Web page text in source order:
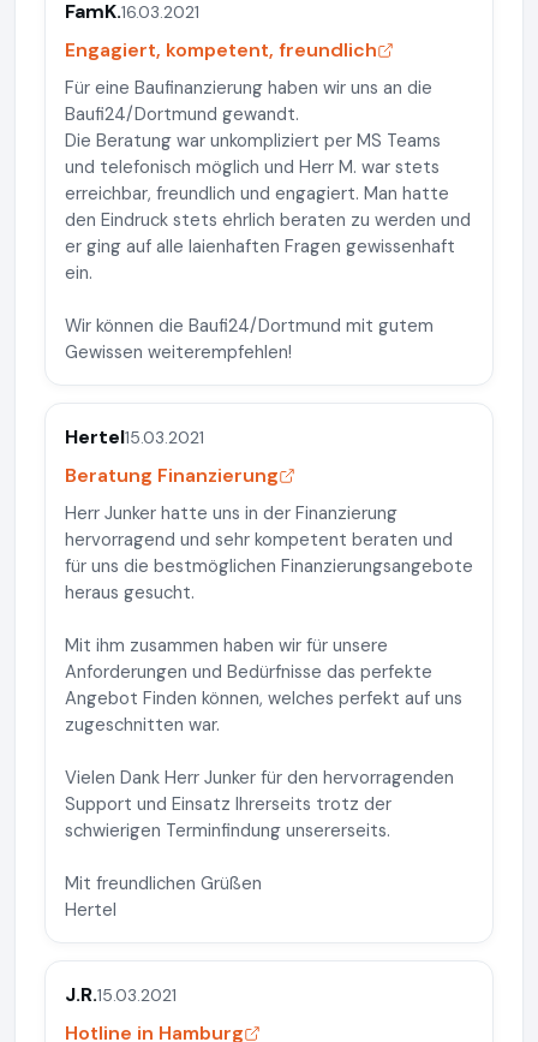
FamK.16.03.2021
Engagiert, kompetent, freundlich
Für eine Baufinanzierung haben wir uns an die
Baufi24/Dortmund gewandt.
Die Beratung war unkompliziert per MS Teams
und telefonisch möglich und Herr M. war stets
erreichbar, freundlich und engagiert. Man hatte
den Eindruck stets ehrlich beraten zu werden und
er ging auf alle laienhaften Fragen gewissenhaft
ein.
Wir können die Baufi24/Dortmund mit gutem
Gewissen weiterempfehlen!
Hertel15.03.2021
Beratung Finanzierung
Herr Junker hatte uns in der Finanzierung
hervorragend und sehr kompetent beraten und
für uns die bestmöglichen Finanzierungsangebote
heraus gesucht.
Mit ihm zusammen haben wir für unsere
Anforderungen und Bedürfnisse das perfekte
Angebot Finden können, welches perfekt auf uns
zugeschnitten war.
Vielen Dank Herr Junker für den hervorragenden
Support und Einsatz Ihrerseits trotz der
schwierigen Terminfindung unsererseits.
Mit freundlichen Grüßen
Hertel
J.R.15.03.2021
Hotline in Hamburg